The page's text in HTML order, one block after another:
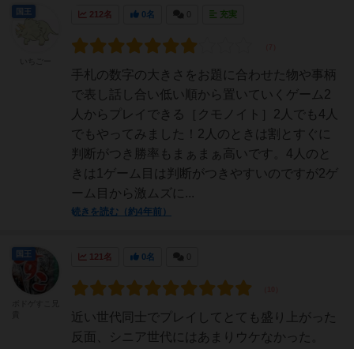
212名 0名 充実
手札の数字の大きさをお題に合わせた物や事柄
で表し話し合い低い順から置いていくゲーム2
人からプレイできる［クモノイト］2人でも4人
でもやってみました！2人のときは割とすぐに
判断がつき勝率もまぁまぁ高いです。4人のと
きは1ゲーム目は判断がつきやすいのですが2ゲ
ーム目から激ムズに...
続きを読む（約4年前）
国王
121名 0名
近い世代同士でプレイしてとても盛り上がった
反面、シニア世代にはあまりウケなかった。
国王